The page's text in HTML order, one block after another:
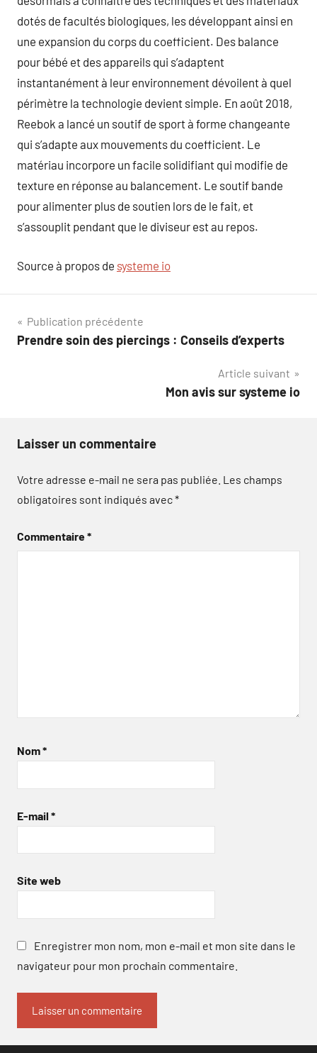
dotés de facultés biologiques, les développant ainsi en
une expansion du corps du coefficient. Des balance
pour bébé et des appareils qui s’adaptent
instantanément à leur environnement dévoilent à quel
périmètre la technologie devient simple. En août 2018,
Reebok a lancé un soutif de sport à forme changeante
qui s’adapte aux mouvements du coefficient. Le
matériau incorpore un facile solidifiant qui modifie de
texture en réponse au balancement. Le soutif bande
pour alimenter plus de soutien lors de le fait, et
s’assouplit pendant que le diviseur est au repos.
Source à propos de systeme io
Navigation
de
Publication précédente
Prendre soin des piercings : Conseils d’experts
Article suivant
Mon avis sur systeme io
Laisser un commentaire
Votre adresse e-mail ne sera pas publiée. Les champs
obligatoires sont indiqués avec*
Commentaire*
Nom*
E-mail *
Site web
Enregistrer mon nom, mon e-mail et mon site dans le
navigateur pour mon prochain commentaire.